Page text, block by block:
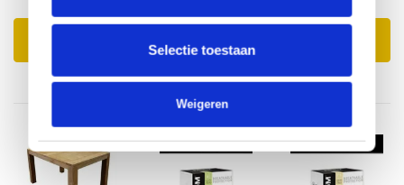
Selectie toestaan
Weigeren